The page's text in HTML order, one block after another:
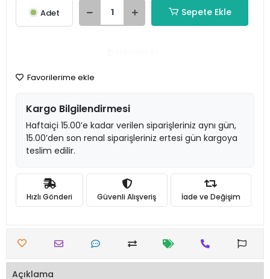
Adet Sepete Ekle
Favorilerime ekle
Kargo Bilgilendirmesi
Haftaiçi 15.00’e kadar verilen siparişleriniz aynı gün,
15.00’den son renal siparişleriniz ertesi gün kargoya
teslim edilir.
Hızlı Gönderi Güvenli Alışveriş İade ve Değişim
Açıklama